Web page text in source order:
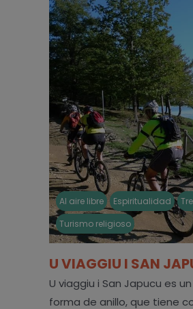
Al aire libre Espiritualidad
Turismo religioso
U VIAGGIU I SAN
U viaggiu i San Japucu es
forma de anillo, que tiene